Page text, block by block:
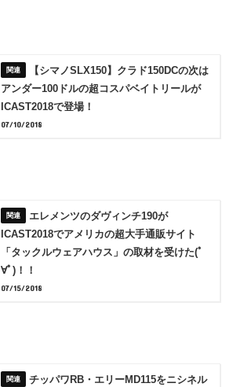
【シマノSLX150】クラド150DCの次は
アンダー100ドルの超コスパベイトリールが
ICAST2018で登場！
07/10/2018
エレメンツのダヴィンチ190が
ICAST2018でアメリカの超大手通販サイト
「タックルウェアハウス」の取材を受けた(ﾟ
∀ﾟ)！！
07/15/2018
チッパワRB・エリーMD115をニシネル